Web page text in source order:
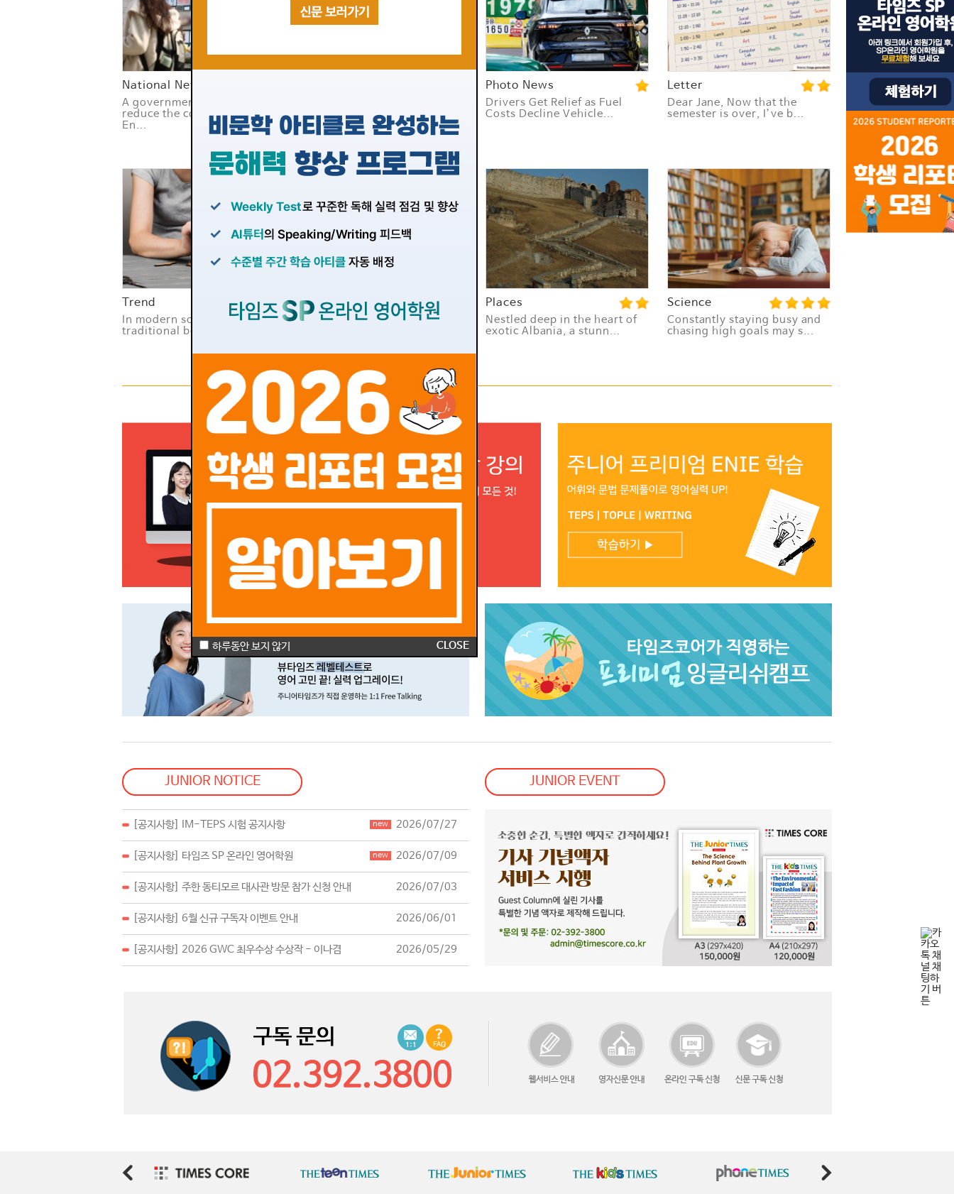
하루동안 보지 않기 CLOSE
National News
A government effort to
reduce the cost of private
En...
step toward building l...
Photo News
Drivers Get Relief as Fuel
Costs Decline Vehicle...
Letter
Dear Jane, Now that the
semester is over, I’ve b...
Trend
In modern society, the
traditional belief that peopl...
People
Can you become a global
Places
Nestled deep in the heart of
exotic Albania, a stunn...
Science
Constantly staying busy and
chasing high goals may s...
JUNIOR NOTICE
[공지사항] IM-TEPS 시험 공지사항 new 2026/07/27
[공지사항] 타임즈 SP 온라인 영어학원 new 2026/07/09
[공지사항] 주한 동티모르 대사관 방문 참가 신청 안내 2026/07/03
[공지사항] 6월 신규 구독자 이벤트 안내 2026/06/01
[공지사항] 2026 GWC 최우수상 수상작 - 이나겸 2026/05/29
JUNIOR EVENT